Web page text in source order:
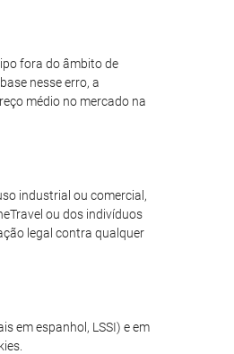
fora do âmbito de
nesse erro, a
médio no mercado na
industrial ou comercial,
ou dos indivíduos
legal contra qualquer
em espanhol, LSSI) e em